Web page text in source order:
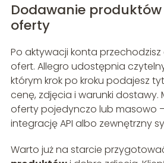
Dodawanie produktów
oferty
Po aktywacji konta
ofert. Allegro udostępnia
którym krok po kroku podajesz
cenę, zdjęcia i warunki dostawy.
oferty pojedynczo lub masowo –
integrację API albo zewnętrzny
Warto już na starcie